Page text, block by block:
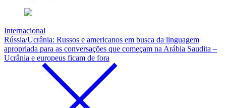
Internacional
Rússia/Ucrânia: Russos e americanos em busca da linguagem
apropriada para as conversações que começam na Arábia Saudita –
Ucrânia e europeus ficam de fora